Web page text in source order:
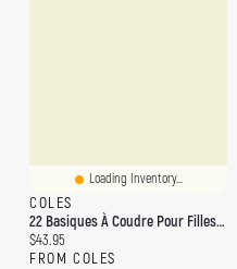
Loading Inventory...
COLES
22 Basiques À Coudre Pour Filles & Garçons
Current price:
$43.95
FROM COLES